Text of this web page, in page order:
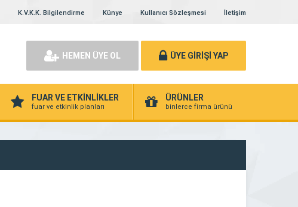
K.V.K.K. Bilgilendirme Künye Kullanıcı Sözleşmesi İletişim
HEMEN ÜYE OL ÜYE GİRİŞİ YAP
FUAR VE ETKİNLİKLER
fuar ve etkinlik planları
ÜRÜNLER
binlerce firma ürünü